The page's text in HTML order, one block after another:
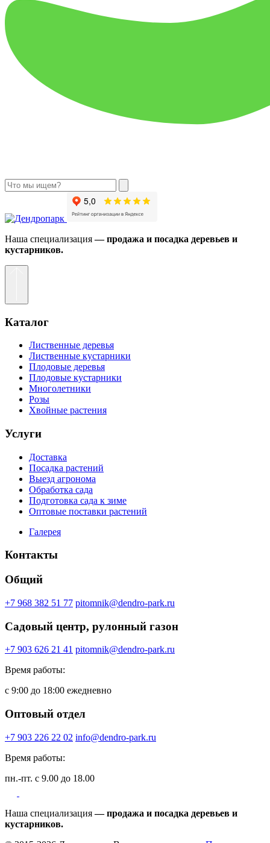
Наша специализация— продажа и посадка деревьев и
кустарников.
Каталог
Лиственные деревья
Лиственные кустарники
Плодовые деревья
Плодовые кустарники
Многолетники
Розы
Хвойные растения
Услуги
Доставка
Посадка растений
Выезд агронома
Обработка сада
Подготовка сада к зиме
Оптовые поставки растений
Галерея
Контакты
Общий
+7 968 382 51 77 pitomnik@dendro-park.ru
Садовый центр, рулонный газон
+7 903 626 21 41 pitomnik@dendro-park.ru
Время работы:
с 9:00 до 18:00 ежедневно
Оптовый отдел
+7 903 226 22 02 info@dendro-park.ru
Время работы:
пн.-пт. с 9.00 до 18.00
Наша специализация— продажа и посадка деревьев и
кустарников.